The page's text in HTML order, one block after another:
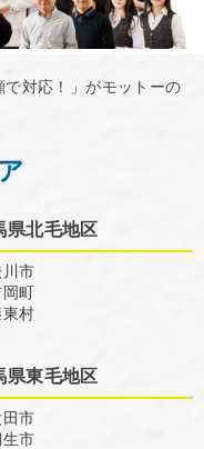
対応！」がモットーの
県北毛地区
川市
岡町
東村
県東毛地区
田市
生市